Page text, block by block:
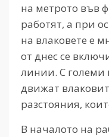
на метрото във
работят, а при
на влаковете е
от днес се
линии. С големи
движат
разстояния,
В началото на